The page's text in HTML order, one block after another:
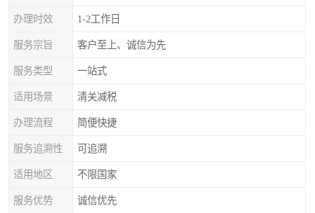
办理时效 1-2工作日
服务宗旨 客户至上、诚信为先
服务类型 一站式
适用场景 清关减税
办理流程 简便快捷
服务追溯性 可追溯
适用地区 不限国家
服务优势 诚信优先